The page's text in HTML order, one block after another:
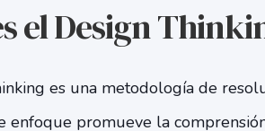
el Design
es una metodología de
enfoque promueve la